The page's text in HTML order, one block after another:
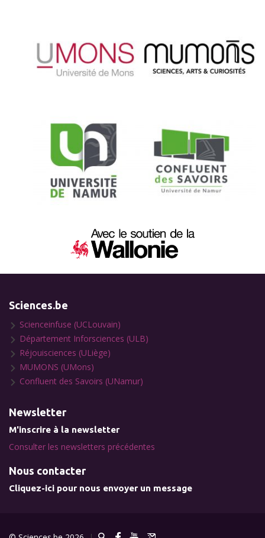
Sciences.be
Scienceinfuse (UCLouvain)
Département Inforsciences (ULB)
Réjouisciences (ULiège)
MUMONS (UMons)
Confluent des Savoirs (UNamur)
Newsletter
M'inscrire à la newsletter
Consulter les newsletters précédentes
Nous contacter
Cliquez-ici pour nous envoyer un message